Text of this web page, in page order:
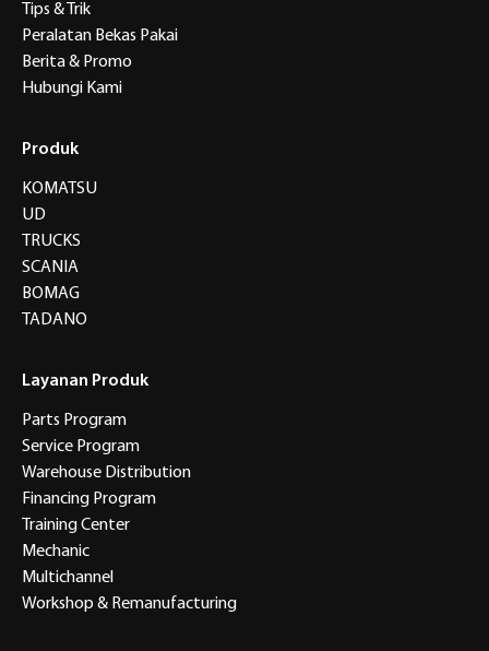
Tips & Trik
Peralatan Bekas Pakai
Berita & Promo
Hubungi Kami
Produk
KOMATSU
UD
TRUCKS
SCANIA
BOMAG
TADANO
Layanan Produk
Parts Program
Service Program
Warehouse Distribution
Financing Program
Training Center
Mechanic
Multichannel
Workshop & Remanufacturing